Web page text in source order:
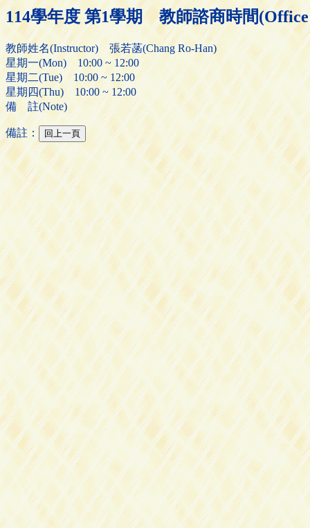
114學年度 第1學期 教師諮商時間
教師姓名(Instructor) 張若菡(Chang Ro-Han)
星期一(Mon) 10:00 ~ 12:00
星期二(Tue) 10:00 ~ 12:00
星期四(Thu) 10:00 ~ 12:00
備 註(Note)
備註：